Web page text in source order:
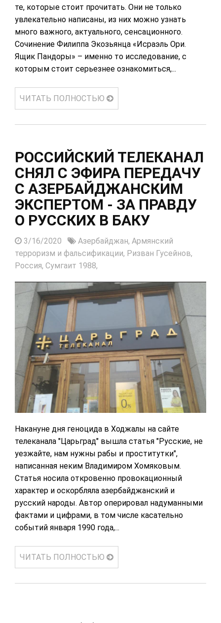
те, которые стоит прочитать. Они не только
увлекательно написаны, из них можно узнать
много важного, актуального, сенсационного.
Сочинение Филиппа Экозьянца «Исраэль Ори.
Ящик Пандоры» – именно то исследование, с
которым стоит серьезнее ознакомиться,...
ЧИТАТЬ ПОЛНОСТЬЮ
РОССИЙСКИЙ ТЕЛЕКАНАЛ
СНЯЛ С ЭФИРА ПЕРЕДАЧУ
С АЗЕРБАЙДЖАНСКИМ
ЭКСПЕРТОМ - ЗА ПРАВДУ
О РУССКИХ В БАКУ
3/16/2020 Азербайджан, Армянский
терроризм и фальсификации, Ризван Гусейнов,
Россия, Сумгаит 1988,
Накануне дня геноцида в Ходжалы на сайте
телеканала "Царьград" вышла статья "Русские, не
уезжайте, нам нужны рабы и проститутки",
написанная неким Владимиром Хомяковым.
Статья носила откровенно провокационный
характер и оскорбляла азербайджанский и
русский народы. Автор оперировал надуманными
фактами и цифрами, в том числе касательно
событий января 1990 года,...
ЧИТАТЬ ПОЛНОСТЬЮ